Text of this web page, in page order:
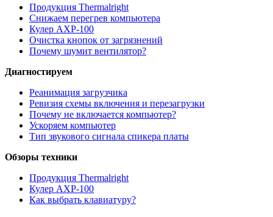
Продукция Thermalright
Снижаем перегрев компьютера
Кулер AXP-100
Очистка кнопок от загрязнений
Почему шумит вентилятор?
Диагностируем
Реанимация загрузчика
Ревизия схемы включения и перезагрузки
Почему не включается компьютер?
Ускоряем компьютер
Тип звукового сигнала спикера платы
Обзоры техники
Продукция Thermalright
Кулер AXP-100
Как выбрать клавиатуру?